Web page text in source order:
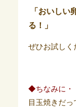
「おいしい
る！」
ぜひお試しく
◆ちなみに・
目玉焼きだっ